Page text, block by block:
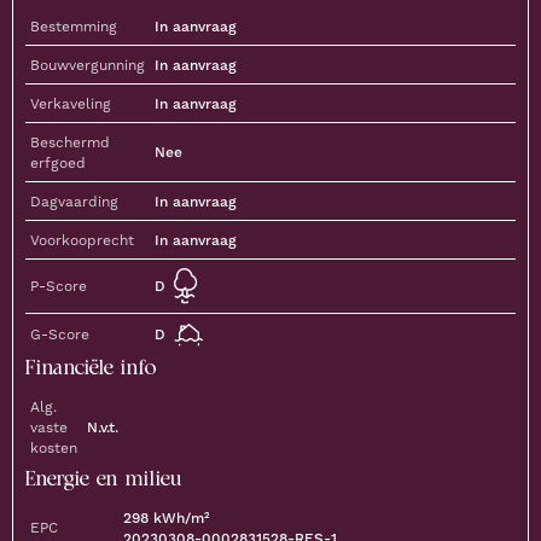
Bestemming In aanvraag
Bouwvergunning In aanvraag
Verkaveling In aanvraag
Beschermd
erfgoed
Nee
Dagvaarding In aanvraag
Voorkooprecht In aanvraag
P-Score D
G-Score D
Financiële info
Alg.
vaste
kosten
N.v.t.
Energie en milieu
EPC 298 kWh/m²